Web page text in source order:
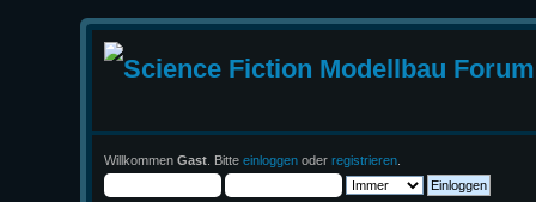
WillkommenGast . Bitteeinloggen oderregistrieren